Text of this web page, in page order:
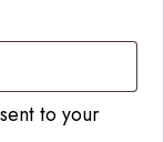
to your